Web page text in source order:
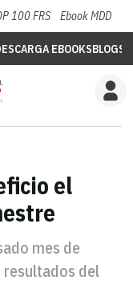
100 FRS Ebook MDD
EBOOKSBLOGS
el
mes de
resultados del